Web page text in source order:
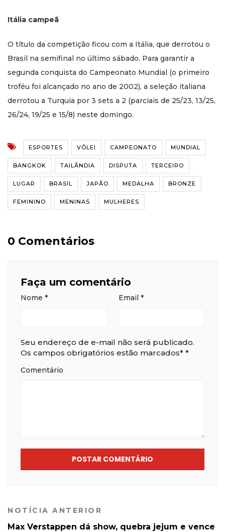
Itália campeã
O título da competição ficou com a Itália, que derrotou o
Brasil na semifinal no último sábado. Para garantir a
segunda conquista do Campeonato Mundial (o primeiro
troféu foi alcançado no ano de 2002), a seleção italiana
derrotou a Turquia por 3 sets a 2 (parciais de 25/23, 13/25,
26/24, 19/25 e 15/8) neste domingo.
ESPORTES VÔLEI CAMPEONATO MUNDIAL
BANGKOK TAILÂNDIA DISPUTA TERCEIRO
LUGAR BRASIL JAPÃO MEDALHA BRONZE
FEMININO MENINAS MULHERES
0 Comentários
Faça um comentário
Nome * Email *
Seu endereço de e-mail não será publicado.
Os campos obrigatórios estão marcados* *
Comentário
POSTAR COMENTÁRIO
NOTÍCIA ANTERIOR
Max Verstappen dá show, quebra jejum e vence